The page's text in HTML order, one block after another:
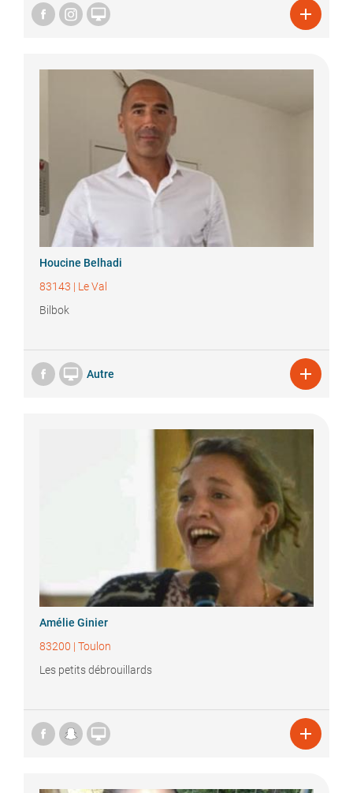
 
Houcine Belhadi
83143 | Le Val
Bilbok
 Autre 
Amélie Ginier
83200 | Toulon
Les petits débrouillards
 